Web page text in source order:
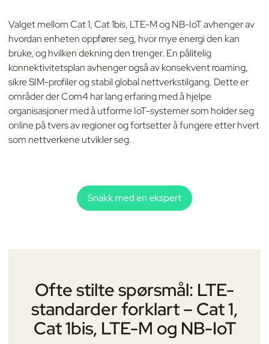
Valget mellom Cat 1, Cat 1bis, LTE-M og NB-IoT avhenger av
hvordan enheten oppfører seg, hvor mye energi den kan
bruke, og hvilken dekning den trenger. En pålitelig
konnektivitetsplan avhenger også av konsekvent roaming,
sikre SIM-profiler og stabil global nettverkstilgang. Dette er
områder der Com4 har lang erfaring med å hjelpe
organisasjoner med å utforme IoT-systemer som holder seg
online på tvers av regioner og fortsetter å fungere etter hvert
som nettverkene utvikler seg.
Ofte stilte spørsmål: LTE-
standarder forklart – Cat 1,
Cat 1bis, LTE-M og NB-IoT